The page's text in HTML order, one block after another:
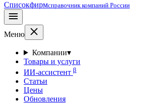
Списокфирмсправочник компаний России
Меню
Компании▾
Товары и услуги
ИИ-ассистент β
Статьи
Цены
Обновления